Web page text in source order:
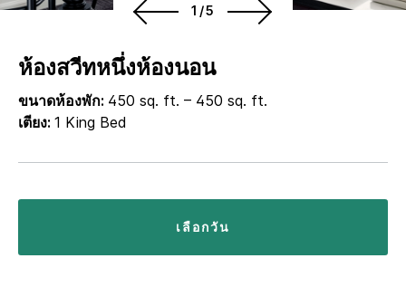
1/5
ห้องสวีทหนึ่งห้องนอน
ขนาดห้องพัก: 450 sq. ft. – 450 sq. ft.
เตียง: 1 King Bed
เลือกวัน